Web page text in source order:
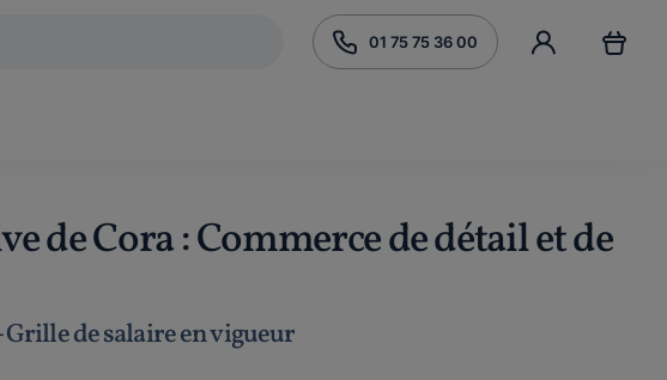
01 75 75 36 00
de Cora : Commerce de détail et de
Grille de salaire en vigueur